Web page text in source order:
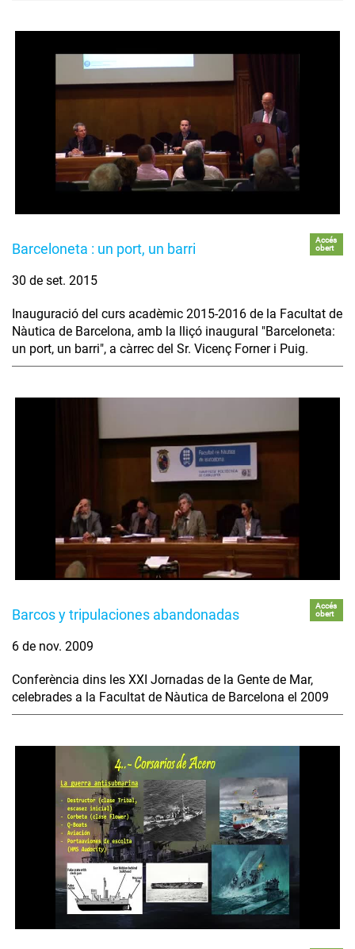
Barceloneta : un port, un barri
Accés
obert
30 de set. 2015
Inauguració del curs acadèmic 2015-2016 de la Facultat de
Nàutica de Barcelona, amb la lliçó inaugural "Barceloneta:
un port, un barri", a càrrec del Sr. Vicenç Forner i Puig.
Barcos y tripulaciones abandonadas
Accés
obert
6 de nov. 2009
Conferència dins les XXI Jornadas de la Gente de Mar,
celebrades a la Facultat de Nàutica de Barcelona el 2009